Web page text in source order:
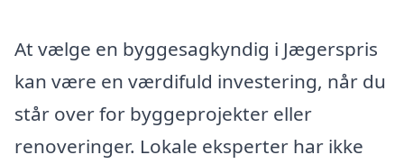
At vælge en byggesagkyndig i Jægerspris
kan være en værdifuld investering, når du
står over for byggeprojekter eller
renoveringer. Lokale eksperter har ikke